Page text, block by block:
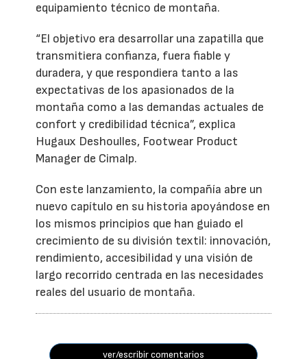
equipamiento técnico de montaña.
“El objetivo era desarrollar una zapatilla que
transmitiera confianza, fuera fiable y
duradera, y que respondiera tanto a las
expectativas de los apasionados de la
montaña como a las demandas actuales de
confort y credibilidad técnica”, explica
Hugaux Deshoulles, Footwear Product
Manager de Cimalp.
Con este lanzamiento, la compañía abre un
nuevo capítulo en su historia apoyándose en
los mismos principios que han guiado el
crecimiento de su división textil: innovación,
rendimiento, accesibilidad y una visión de
largo recorrido centrada en las necesidades
reales del usuario de montaña.
ver/escribir comentarios